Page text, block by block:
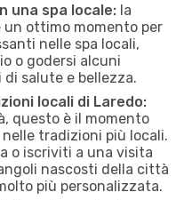
una spa locale: la
un ottimo momento per
nelle spa locali,
o godersi alcuni
salute e bellezza.
locali di Laredo:
questo è il momento
tradizioni più locali.
o iscriviti a una visita
nascosti della città
più personalizzata.